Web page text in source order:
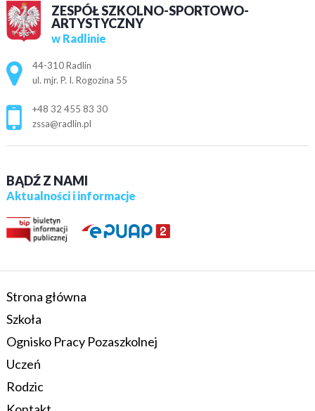
ZESPÓŁ SZKOLNO-SPORTOWO-
ARTYSTYCZNY
w Radlinie
Adres pocztowy:
44-310 Radlin
ul. mjr. P. I. Rogozina 55
+48 32 455 83 30
zssa@radlin.pl
BĄDŹ Z NAMI
Aktualności i informacje
Strona główna
Szkoła
Ognisko Pracy Pozaszkolnej
Uczeń
Rodzic